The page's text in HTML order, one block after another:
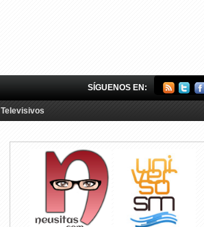
SÍGUENOS EN:
Televisivos